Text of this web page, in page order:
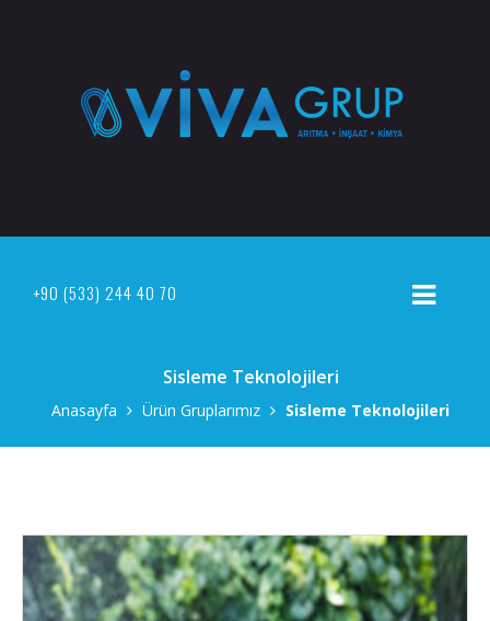
+90 (533) 244 40 70
Sisleme Teknolojileri
Anasayfa Ürün Gruplarımız Sisleme Teknolojileri